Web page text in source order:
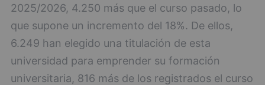
2025/2026, 4.250 más que el curso pasado, lo
que supone un incremento del 18%. De ellos,
6.249 han elegido una titulación de esta
universidad para emprender su formación
universitaria, 816 más de los registrados el curso